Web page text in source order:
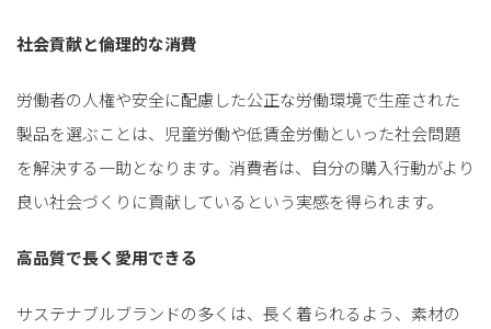
社会貢献と倫理的な消費
労働者の人権や安全に配慮した公正な労働環境で生産された
製品を選ぶことは、児童労働や低賃金労働といった社会問題
を解決する一助となります。消費者は、自分の購入行動がより
良い社会づくりに貢献しているという実感を得られます。
高品質で長く愛用できる
サステナブルブランドの多くは、長く着られるよう、素材の